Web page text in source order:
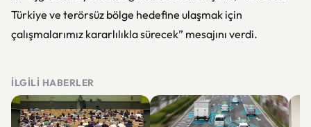
Türkiye ve terörsüz bölge hedefine ulaşmak için
çalışmalarımız kararlılıkla sürecek” mesajını verdi.
İLGILI HABERLER